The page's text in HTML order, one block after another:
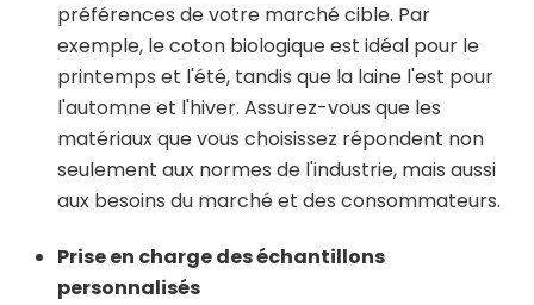
préférences de votre marché cible. Par
exemple, le coton biologique est idéal pour le
printemps et l'été, tandis que la laine l'est pour
l'automne et l'hiver. Assurez-vous que les
matériaux que vous choisissez répondent non
seulement aux normes de l'industrie, mais aussi
aux besoins du marché et des consommateurs.
Prise en charge des échantillons
personnalisés